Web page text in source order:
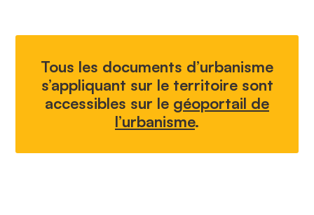
Tous les documents d’urbanisme
s’appliquant sur le territoire sont
accessibles sur le géoportail de
l’urbanisme.